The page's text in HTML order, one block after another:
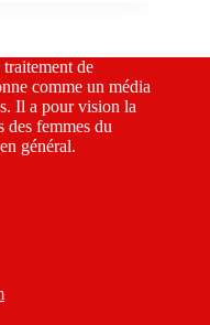
de
comme un média
Il a pour vision la
des femmes du
général.